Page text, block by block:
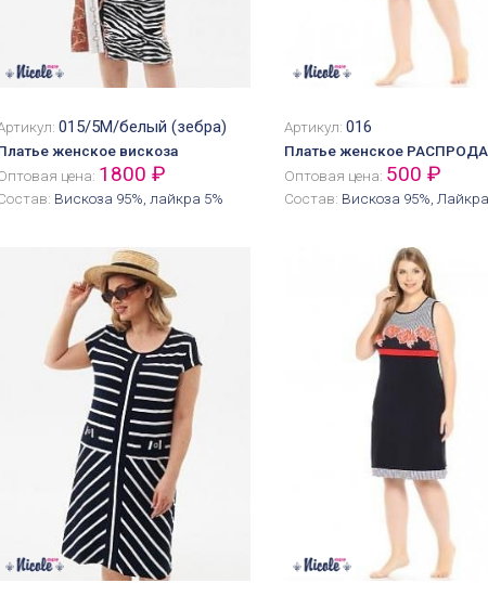
015/5М/белый (зебра)
женское вискоза
цена: 1800 ₽
Вискоза 95%, лайкра 5%
Артикул:016
Платье женское
Оптовая цена: 500 ₽
Состав: Вискоза 95%,